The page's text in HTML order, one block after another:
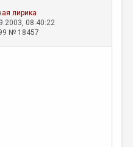
лирика
08:40:22
№ 18457